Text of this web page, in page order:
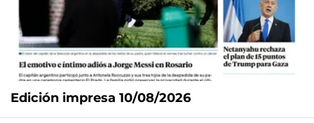
Edición impresa 10/08/2026